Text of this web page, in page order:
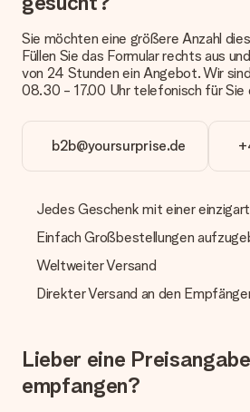
Derzeit können wir (noch) keine
Päckchen versendet. Möchtest du
oder Päckchen geliefert wird,
Kundenservice.
Wie kann ich meine Bestellung
Wir bieten die folgenden
mit normaler Überweisung,
manuellen Überweisung verlängert
Geschenks jedoch um 3 Werktage.
Geschenk empfangen
Was, wenn das Geschenk meine
kontaktieren. Dort wird dir umgehend
Lösungsvorschlag unterbreitet.
Sie möchten eine größere Anzahl
Füllen Sie das Formular rechts aus
von 24 Stunden ein Angebot. Wir
08.30 - 17.00 Uhr telefonisch für Sie
b2b@yoursurprise.de
Jedes Geschenk mit einer
Einfach Großbestellungen
Weltweiter Versand
Direkter Versand an den
Lieber eine
empfangen?